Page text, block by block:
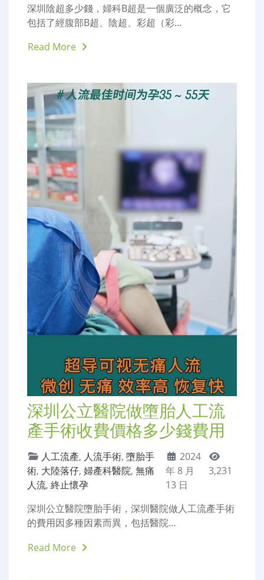
深圳陰超多少錢，婦科B超是一個廣泛的概念，它
包括了經腹部B超、陰超、彩超（彩…
Read More
深圳公立醫院做墮胎人工流
產手術收費價格多少錢費用
人工流產, 人流手術, 墮胎手
術, 大陸落仔, 婦產科醫院, 無痛
人流, 終止懷孕
2024
年 8 月
13 日
3,231
深圳公立醫院墮胎手術，深圳醫院做人工流產手術
的費用因多種因素而異，包括醫院…
Read More